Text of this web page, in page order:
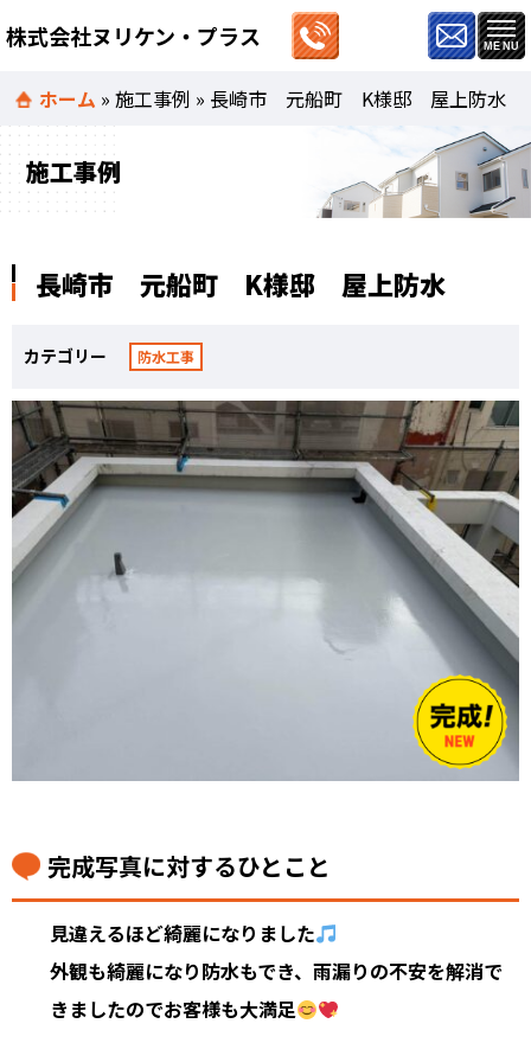
株式会社ヌリケン・プラス
ホーム »施工事例 » 長崎市 元船町 K様邸 屋上防水
施工事例
長崎市 元船町 K様邸 屋上防水
カテゴリー 防水工事
完成写真に対するひとこと
見違えるほど綺麗になりました
外観も綺麗になり防水もでき、雨漏りの不安を解消で
きましたのでお客様も大満足